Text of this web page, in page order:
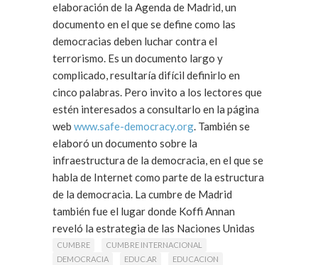
elaboración de la Agenda de Madrid, un
documento en el que se define como las
democracias deben luchar contra el
terrorismo. Es un documento largo y
complicado, resultaría difícil definirlo en
cinco palabras. Pero invito a los lectores que
estén interesados a consultarlo en la página
web www.safe-democracy.org. También se
elaboró un documento sobre la
infraestructura de la democracia, en el que se
habla de Internet como parte de la estructura
de la democracia. La cumbre de Madrid
también fue el lugar donde Koffi Annan
reveló la estrategia de las Naciones Unidas
contra el terrorismo.
CUMBRE
CUMBRE INTERNACIONAL
DEMOCRACIA
EDUC.AR
EDUCACION